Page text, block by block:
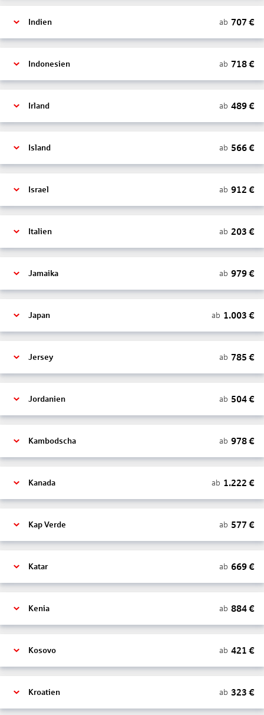
Indien ab 707 €
Indonesien ab 718€
Irland ab 489€
Island ab 566€
Israel ab 912 €
Italien ab 203 €
Jamaika ab 979€
Japan ab 1.003 €
Jersey ab 785 €
Jordanien ab 504€
Kambodscha ab 978€
Kanada ab 1.222 €
Kap Verde ab 577 €
Katar ab 669€
Kenia ab 884€
Kosovo ab 421 €
Kroatien ab 323 €